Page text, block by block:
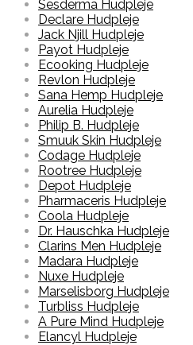
Sesderma Hudpleje
Declare Hudpleje
Jack Njill Hudpleje
Payot Hudpleje
Ecooking Hudpleje
Revlon Hudpleje
Sana Hemp Hudpleje
Aurelia Hudpleje
Philip B. Hudpleje
Smuuk Skin Hudpleje
Codage Hudpleje
Rootree Hudpleje
Depot Hudpleje
Pharmaceris Hudpleje
Coola Hudpleje
Dr. Hauschka Hudpleje
Clarins Men Hudpleje
Madara Hudpleje
Nuxe Hudpleje
Marselisborg Hudpleje
Turbliss Hudpleje
A Pure Mind Hudpleje
Elancyl Hudpleje